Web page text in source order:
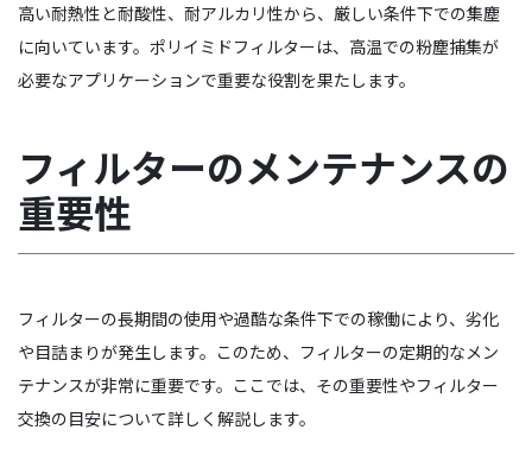
高い耐熱性と耐酸性、耐アルカリ性から、厳しい条件下での集塵
に向いています。ポリイミドフィルターは、高温での粉塵捕集が
必要なアプリケーションで重要な役割を果たします。
フィルターのメンテナンスの
重要性
フィルターの長期間の使用や過酷な条件下での稼働により、劣化
や目詰まりが発生します。このため、フィルターの定期的なメン
テナンスが非常に重要です。ここでは、その重要性やフィルター
交換の目安について詳しく解説します。